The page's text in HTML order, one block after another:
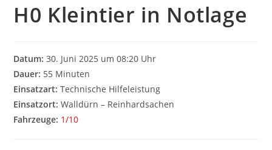
H0 Kleintier in Notlage
Datum: 30. Juni 2025 um 08:20 Uhr
Dauer: 55 Minuten
Einsatzart: Technische Hilfeleistung
Einsatzort: Walldürn – Reinhardsachen
Fahrzeuge: 1/10